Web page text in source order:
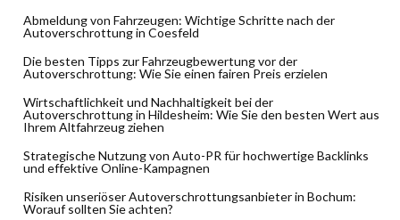
Abmeldung von Fahrzeugen: Wichtige Schritte nach der
Autoverschrottung in Coesfeld
Die besten Tipps zur Fahrzeugbewertung vor der
Autoverschrottung: Wie Sie einen fairen Preis erzielen
Wirtschaftlichkeit und Nachhaltigkeit bei der
Autoverschrottung in Hildesheim: Wie Sie den besten Wert aus
Ihrem Altfahrzeug ziehen
Strategische Nutzung von Auto-PR für hochwertige Backlinks
und effektive Online-Kampagnen
Risiken unseriöser Autoverschrottungsanbieter in Bochum:
Worauf sollten Sie achten?